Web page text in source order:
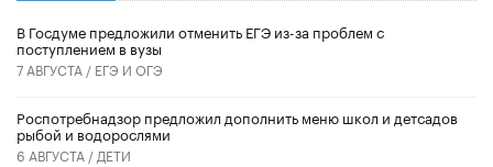
В Госдуме предложили отменить ЕГЭ из-за проблем с
поступлением в вузы
7 АВГУСТА / ЕГЭ И ОГЭ
Роспотребнадзор предложил дополнить меню школ и детсадов
рыбой и водорослями
6 АВГУСТА / ДЕТИ